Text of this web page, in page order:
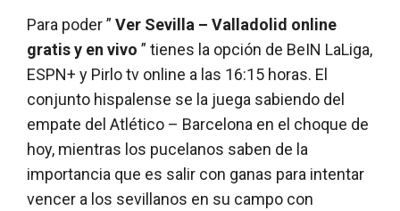
Para poder ” Ver Sevilla – Valladolid online
gratis y en vivo ” tienes la opción de BeIN LaLiga,
ESPN+ y Pirlo tv online a las 16:15 horas. El
conjunto hispalense se la juega sabiendo del
empate del Atlético – Barcelona en el choque de
hoy, mientras los pucelanos saben de la
importancia que es salir con ganas para intentar
vencer a los sevillanos en su campo con